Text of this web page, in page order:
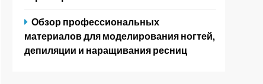
Обзор профессиональных
материалов для моделирования ногтей,
депиляции и наращивания ресниц